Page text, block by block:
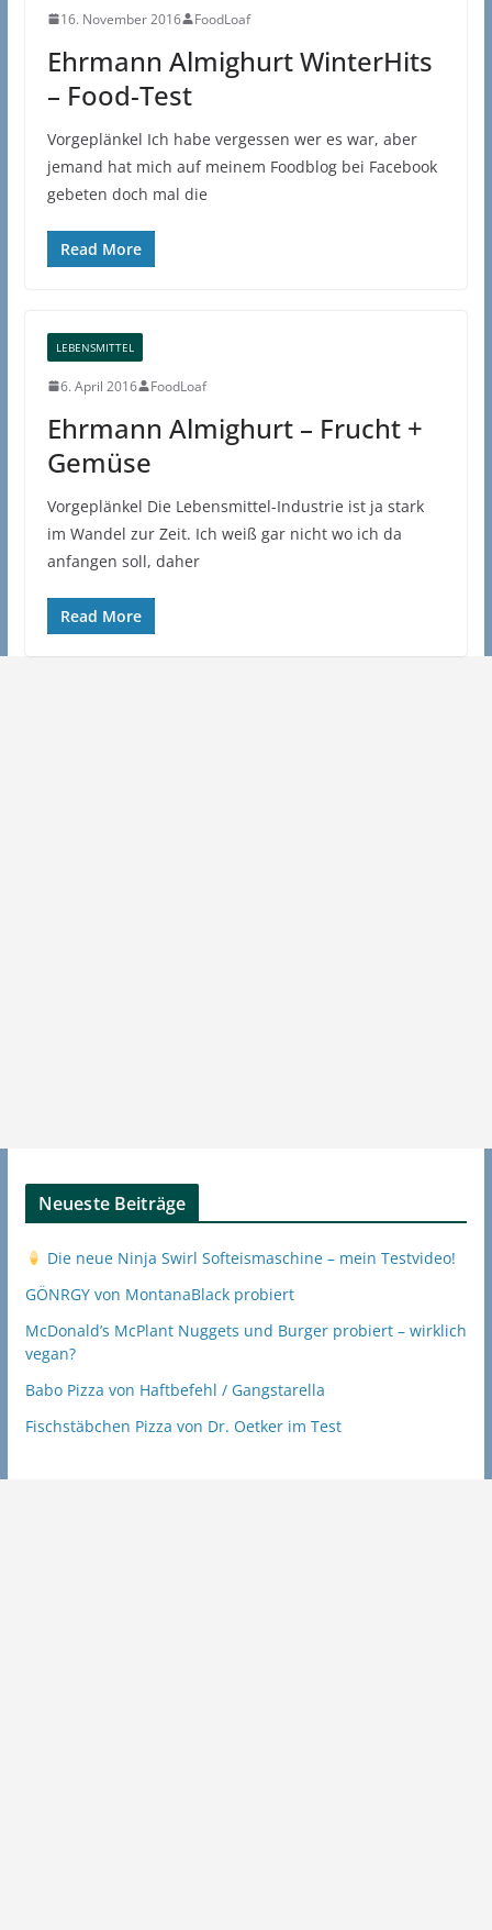
16. November 2016 FoodLoaf
Ehrmann Almighurt WinterHits
– Food-Test
Vorgeplänkel Ich habe vergessen wer es war, aber
jemand hat mich auf meinem Foodblog bei Facebook
gebeten doch mal die
Read More
LEBENSMITTEL
6. April 2016 FoodLoaf
Ehrmann Almighurt – Frucht +
Gemüse
Vorgeplänkel Die Lebensmittel-Industrie ist ja stark
im Wandel zur Zeit. Ich weiß gar nicht wo ich da
anfangen soll, daher
Read More
Neueste Beiträge
Die neue Ninja Swirl Softeismaschine – mein Testvideo!
GÖNRGY von MontanaBlack probiert
McDonald’s McPlant Nuggets und Burger probiert – wirklich
vegan?
Babo Pizza von Haftbefehl / Gangstarella
Fischstäbchen Pizza von Dr. Oetker im Test